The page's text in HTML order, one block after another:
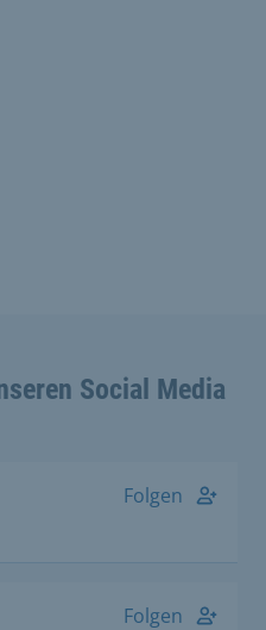
Social Media
Folgen
Folgen